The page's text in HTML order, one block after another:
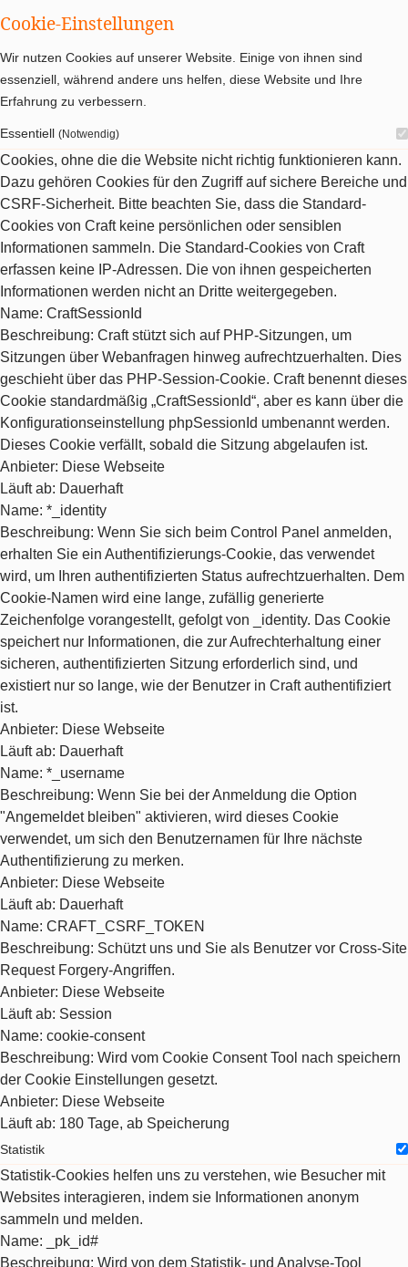
Cookie-Einstellungen
Wir nutzen Cookies auf unserer Website. Einige von ihnen sind
essenziell, während andere uns helfen, diese Website und Ihre
Erfahrung zu verbessern.
Essentiell (Notwendig)
Cookies, ohne die die Website nicht richtig funktionieren kann.
Dazu gehören Cookies für den Zugriff auf sichere Bereiche und
CSRF-Sicherheit. Bitte beachten Sie, dass die Standard-
Cookies von Craft keine persönlichen oder sensiblen
Informationen sammeln. Die Standard-Cookies von Craft
erfassen keine IP-Adressen. Die von ihnen gespeicherten
Informationen werden nicht an Dritte weitergegeben.
Name: CraftSessionId
Beschreibung: Craft stützt sich auf PHP-Sitzungen, um
Sitzungen über Webanfragen hinweg aufrechtzuerhalten. Dies
geschieht über das PHP-Session-Cookie. Craft benennt dieses
Cookie standardmäßig „CraftSessionId“, aber es kann über die
Konfigurationseinstellung phpSessionId umbenannt werden.
Dieses Cookie verfällt, sobald die Sitzung abgelaufen ist.
Anbieter: Diese Webseite
Läuft ab: Dauerhaft
Name: *_identity
Beschreibung: Wenn Sie sich beim Control Panel anmelden,
erhalten Sie ein Authentifizierungs-Cookie, das verwendet
wird, um Ihren authentifizierten Status aufrechtzuerhalten. Dem
Cookie-Namen wird eine lange, zufällig generierte
Zeichenfolge vorangestellt, gefolgt von _identity. Das Cookie
speichert nur Informationen, die zur Aufrechterhaltung einer
sicheren, authentifizierten Sitzung erforderlich sind, und
existiert nur so lange, wie der Benutzer in Craft authentifiziert
ist.
Anbieter: Diese Webseite
Läuft ab: Dauerhaft
Name: *_username
Beschreibung: Wenn Sie bei der Anmeldung die Option
"Angemeldet bleiben" aktivieren, wird dieses Cookie
verwendet, um sich den Benutzernamen für Ihre nächste
Authentifizierung zu merken.
Anbieter: Diese Webseite
Läuft ab: Dauerhaft
Name: CRAFT_CSRF_TOKEN
Beschreibung: Schützt uns und Sie als Benutzer vor Cross-Site
Request Forgery-Angriffen.
Anbieter: Diese Webseite
Läuft ab: Session
Name: cookie-consent
Beschreibung: Wird vom Cookie Consent Tool nach speichern
der Cookie Einstellungen gesetzt.
Anbieter: Diese Webseite
Läuft ab: 180 Tage, ab Speicherung
Statistik
Statistik-Cookies helfen uns zu verstehen, wie Besucher mit
Websites interagieren, indem sie Informationen anonym
sammeln und melden.
Name: _pk_id#
Beschreibung: Wird von dem Statistik- und Analyse-Tool